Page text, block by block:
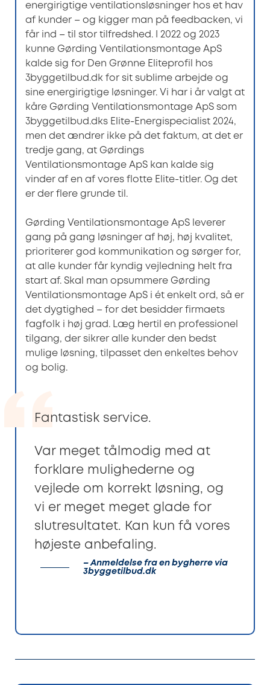
energirigtige ventilationsløsninger hos et hav
af kunder – og kigger man på feedbacken, vi
får ind – til stor tilfredshed. I 2022 og 2023
kunne Gørding Ventilationsmontage ApS
kalde sig for Den Grønne Eliteprofil hos
3byggetilbud.dk for sit sublime arbejde og
sine energirigtige løsninger. Vi har i år valgt at
kåre Gørding Ventilationsmontage ApS som
3byggetilbud.dks Elite-Energispecialist 2024,
men det ændrer ikke på det faktum, at det er
tredje gang, at Gørdings
Ventilationsmontage ApS kan kalde sig
vinder af en af vores flotte Elite-titler. Og det
er der flere grunde til.
Gørding Ventilationsmontage ApS leverer
gang på gang løsninger af høj, høj kvalitet,
prioriterer god kommunikation og sørger for,
at alle kunder får kyndig vejledning helt fra
start af. Skal man opsummere Gørding
Ventilationsmontage ApS i ét enkelt ord, så er
det dygtighed – for det besidder firmaets
fagfolk i høj grad. Læg hertil en professionel
tilgang, der sikrer alle kunder den bedst
mulige løsning, tilpasset den enkeltes behov
og bolig.
Fantastisk service.
Var meget tålmodig med at
forklare mulighederne og
vejlede om korrekt løsning, og
vi er meget meget glade for
slutresultatet. Kan kun få vores
højeste anbefaling.
– Anmeldelse fra en bygherre via
3byggetilbud.dk